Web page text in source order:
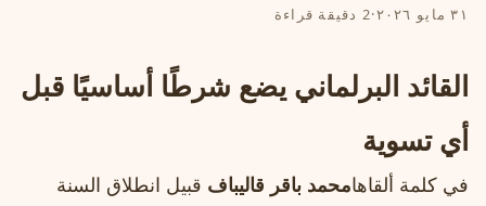
٣١ مايو ٢٠٢٦ ·2 دقيقة قراءة
القائد البرلماني يضع شرطًا أساسيًا قبل
أي تسوية
في كلمة ألقاهامحمد باقر قاليباف قبيل انطلاق السنة